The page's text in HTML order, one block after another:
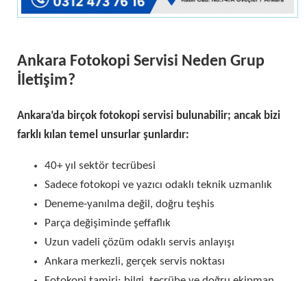
Ankara Fotokopi Servisi Neden Grup
İletişim?
Ankara’da birçok fotokopi servisi bulunabilir; ancak bizi
farklı kılan temel unsurlar şunlardır:
40+ yıl sektör tecrübesi
Sadece fotokopi ve yazıcı odaklı teknik uzmanlık
Deneme-yanılma değil, doğru teşhis
Parça değişiminde şeffaflık
Uzun vadeli çözüm odaklı servis anlayışı
Ankara merkezli, gerçek servis noktası